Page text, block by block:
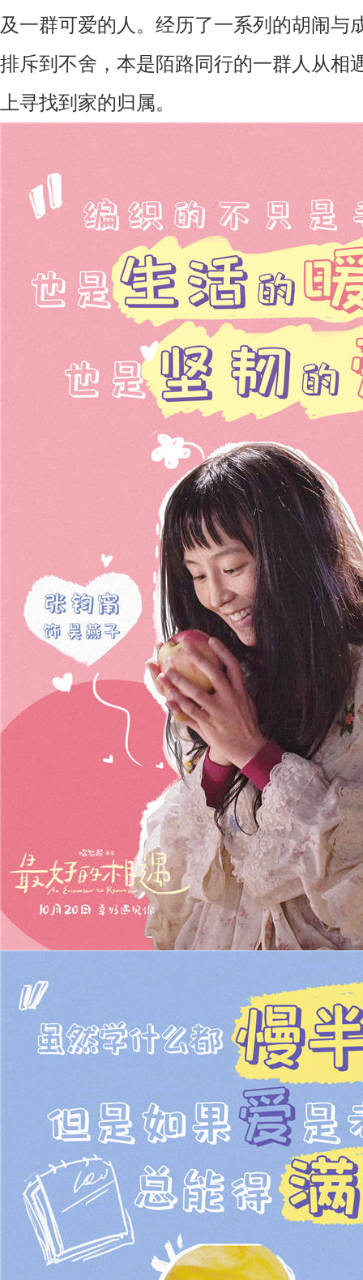
及一群可爱的人。 经历了一系列的胡闹与
排斥到不舍 ，本是陌路同行的一群人从相
上寻找到家的归属。